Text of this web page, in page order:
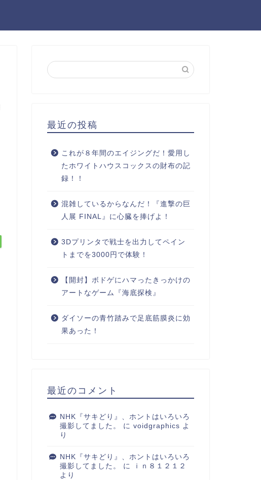
最近の投稿
これが８年間のエイジングだ！愛用し
たホワイトハウスコックスの財布の記
録！！
混雑しているからなんだ！『進撃の巨
人展 FINAL』に心臓を捧げよ！
3Dプリンタで戦士を出力してペイン
トまでを3000円で体験！
【開封】ボドゲにハマったきっかけの
アートなゲーム『海底探検』
ダイソーの青竹踏みで足底筋膜炎に効
果あった！
最近のコメント
NHK『サキどり』、ホントはいろいろ
撮影してました。
に voidgraphics よ
り
NHK『サキどり』、ホントはいろいろ
撮影してました。
に
ｉｎ８１２１２
より